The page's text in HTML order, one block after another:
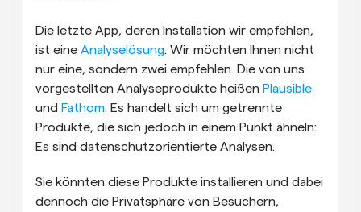
Die letzte App, deren Installation wir empfehlen,
ist eine Analyselösung. Wir möchten Ihnen nicht
nur eine, sondern zwei empfehlen. Die von uns
vorgestellten Analyseprodukte heißen Plausible
und Fathom. Es handelt sich um getrennte
Produkte, die sich jedoch in einem Punkt ähneln:
Es sind datenschutzorientierte Analysen.
Sie könnten diese Produkte installieren und dabei
dennoch die Privatsphäre von Besuchern,